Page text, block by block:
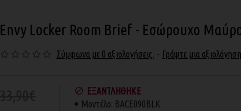
Envy Locker Room Brief - Εσώρουχο
Σύμφωνα με 0 αξιολογήσεις. - Γράψτε μια αξιολόγηση
ΕΞΑΝΤΛΉΘΗΚΕ
Μοντέλο: BACE090BLK